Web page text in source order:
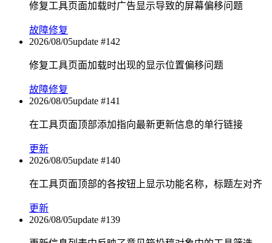
修复工具页面加载时广告显示导致的屏幕偏移问题
故障修复
2026/08/05update #142
修复工具页面加载时出现的显示位置偏移问题
故障修复
2026/08/05update #141
在工具页面顶部添加指向最新更新信息的单行链接
更新
2026/08/05update #140
在工具页面顶部的各按钮上显示功能名称，标题左对齐
更新
2026/08/05update #139